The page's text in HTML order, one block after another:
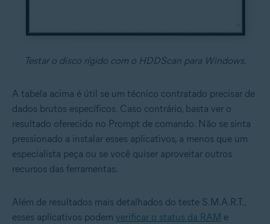
Testar o disco rígido com o HDDScan para Windows.
A tabela acima é útil se um técnico contratado precisar de
dados brutos específicos. Caso contrário, basta ver o
resultado oferecido no Prompt de comando. Não se sinta
pressionado a instalar esses aplicativos, a menos que um
especialista peça ou se você quiser aproveitar outros
recursos das ferramentas.
Além de resultados mais detalhados do teste S.M.A.R.T.,
esses aplicativos podem verificar o status da RAM e